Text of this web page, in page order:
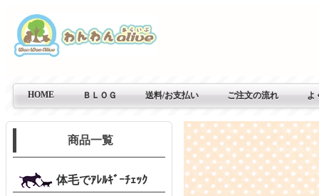
HOME ＢＬＯＧ 送料/お支払い ご注文の流れ よ
商品一覧
体毛でｱﾚﾙｷﾞｰﾁｪｯｸ